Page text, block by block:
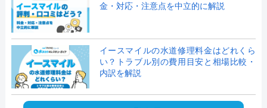
金・対応・注意点を中立的に解説
イースマイルの水道修理料金はどれくら
い？トラブル別の費用目安と相場比較・
内訳を解説